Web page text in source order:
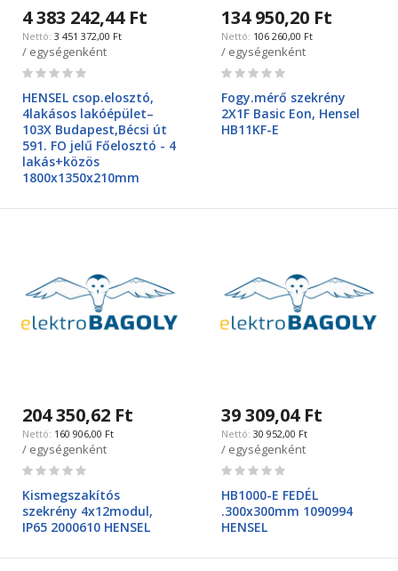
4 383 242,44 Ft
3 451 372,00 Ft
/ egységenként
Rating:
HENSEL csop.elosztó,
4lakásos lakóépület–
103X Budapest,Bécsi út
591. FO jelű Főelosztó - 4
lakás+közös
1800x1350x210mm
134 950,20 Ft
106 260,00 Ft
/ egységenként
Rating:
Fogy.mérő szekrény
2X1F Basic Eon, Hensel
HB11KF-E
204 350,62 Ft
160 906,00 Ft
/ egységenként
Rating:
Kismegszakítós
szekrény 4x12modul,
IP65 2000610 HENSEL
39 309,04 Ft
30 952,00 Ft
/ egységenként
Rating:
HB1000-E FEDÉL
.300x300mm 1090994
HENSEL